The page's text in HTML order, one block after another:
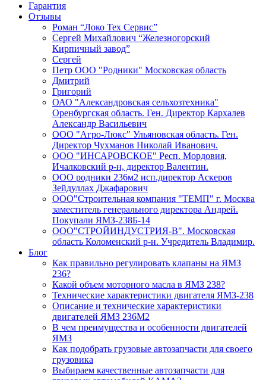
Гарантия
Отзывы
Роман “Локо Тех Сервис”
Сергей Михайлович “Железногорский
Кирпичный завод”
Сергей
Петр ООО "Родники" Московская область
Дмитрий
Григорий
ОАО "Александровская сельхозтехника"
Оренбургская область. Ген. Директор Кархалев
Александр Васильевич
ООО "Агро-Люкс" Ульяновская область. Ген.
Директор Чухманов Николай Иванович.
ООО "ИНСАРОВСКОЕ" Респ. Мордовия,
Ичалковский р-н, директор Валентин.
ООО родники 236м2 исп.директор Аскеров
Зейдуллах Джафарович
ООО"Строительная компания "ТЕМП" г. Москва
заместитель генерального директора Андрей.
Покупали ЯМЗ-238Б-14
ООО"СТРОЙИНДУСТРИЯ-В". Московская
область Коломенский р-н. Учредитель Владимир.
Блог
Как правильно регулировать клапаны на ЯМЗ
236?
Какой объем моторного масла в ЯМЗ 238?
Технические характеристики двигателя ЯМЗ-238
Описание и технические характеристики
двигателей ЯМЗ 236М2
В чем преимущества и особенности двигателей
ЯМЗ
Как подобрать грузовые автозапчасти для своего
грузовика
Выбираем качественные автозапчасти для